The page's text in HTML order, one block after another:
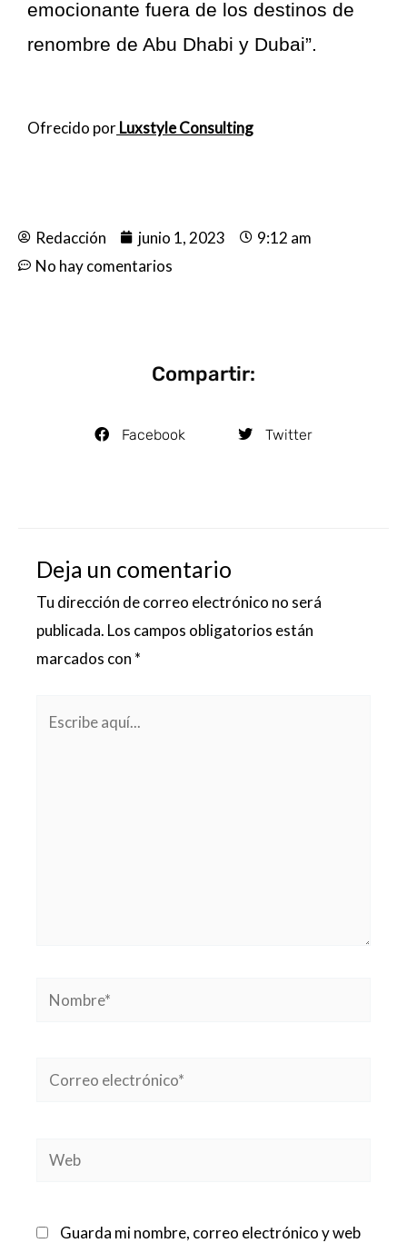
emocionante fuera de los destinos de
renombre de Abu Dhabi y Dubai”.
Ofrecido porLuxstyle Consulting
Redacción junio 1, 2023
9:12 am
No hay comentarios
Compartir:
Facebook Twitter
Deja un comentario
Tu dirección de correo electrónico no será
publicada. Los campos obligatorios están
marcados con *
Nombre*
Correo
Web
Guarda mi nombre, correo electrónico y web